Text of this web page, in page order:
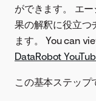
ができます。 エ
果の解釈に役立つ
ます。 You can
DataRobot
この基本ステップ